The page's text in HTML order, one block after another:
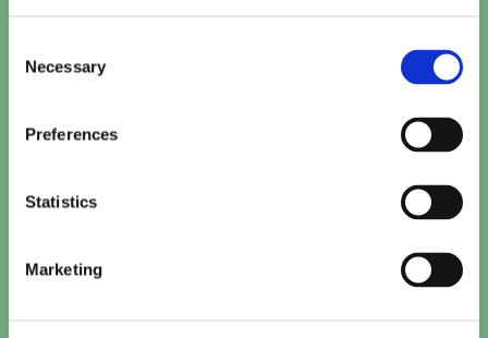
Selection
Necessary
Preferences
Statistics
Marketing
Kattenkwaad in Egypte
15:10
TICKETS
TICKETS
15:40 TICKETS